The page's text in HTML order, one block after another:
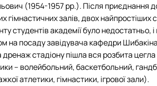
(1954-1957 рр.). Після приєднання
гімнастичних залів, двох
студентів академії було
на посаду завідувача кафедри
стадіону пішла вся розбита
– волейбольний, баскетбольний,
атлетики, гімнастики, ігрової зали).